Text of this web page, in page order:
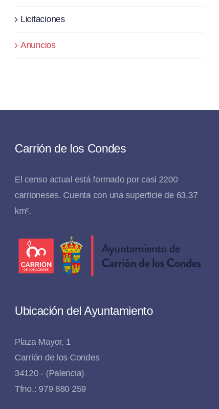
Licitaciones
Anuncios
Carrión de los Condes
El censo actual está formado por casi 2200
carrioneses. Cuenta con una superficie de 63,37
km².
Ubicación del Ayuntamiento
Plaza Mayor, 1
Carrión de los Condes
34120 - (Palencia)
Tfno.: 979 880 259